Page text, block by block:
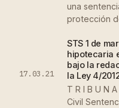
una
protección
17.03.21
STS 1 de
hipotecaria
bajo la
la Ley 4/
T R I B U N
Civil